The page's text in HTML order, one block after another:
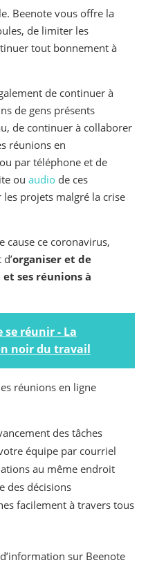
Beenote vous offre la
de limiter les
tout bonnement à
de continuer à
de gens présents
de continuer à collaborer
réunions en
par téléphone et de
ou audiode ces
les projets malgré la crise
cause ce coronavirus,
organiser et de
ses réunions à
se réunir - La
noir du travail
réunions en ligne
des tâches
équipe par courriel
au même endroit
des décisions
facilement à travers tous
sur Beenote